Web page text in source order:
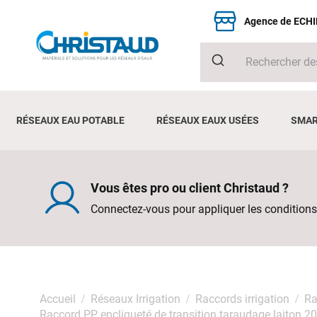
Agence de
RÉSEAUX EAU POTABLE RÉSEAUX EAUX USÉES
Vous êtes pro ou client Christaud ?
Connectez-vous pour appliquer les
Accueil Réseaux Irrigation Raccords irrigation